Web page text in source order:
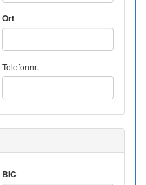
Ort
Telefonnr.
BIC